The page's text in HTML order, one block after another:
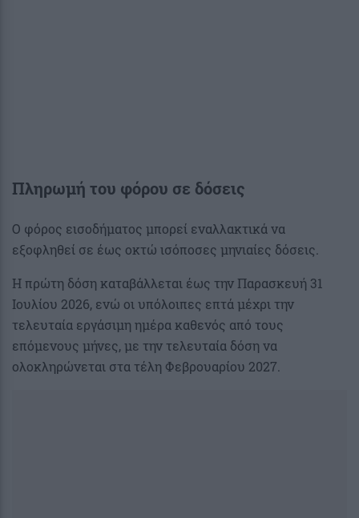
Πληρωμή του φόρου σε δόσεις
Ο φόρος εισοδήματος μπορεί εναλλακτικά να
εξοφληθεί σε έως οκτώ ισόποσες μηνιαίες δόσεις.
Η πρώτη δόση καταβάλλεται έως την Παρασκευή 31
Ιουλίου 2026, ενώ οι υπόλοιπες επτά μέχρι την
τελευταία εργάσιμη ημέρα καθενός από τους
επόμενους μήνες, με την τελευταία δόση να
ολοκληρώνεται στα τέλη Φεβρουαρίου 2027.